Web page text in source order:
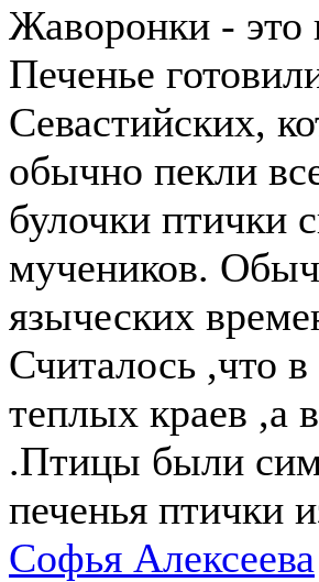
Жаворонки - это
Печенье
Севастийских,
обычно пекли
булочки птички
мучеников.
языческих
Считалось ,что
теплых краев ,а
.Птицы были
печенья птички
Софья Алексеева